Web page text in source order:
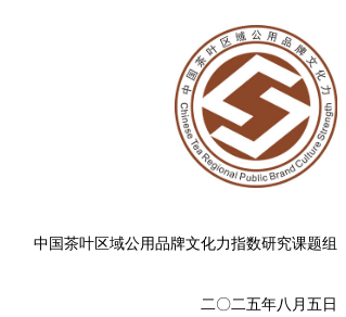
中国茶叶区域公用品牌文化力指数研究课题组
二〇二五年八月五日